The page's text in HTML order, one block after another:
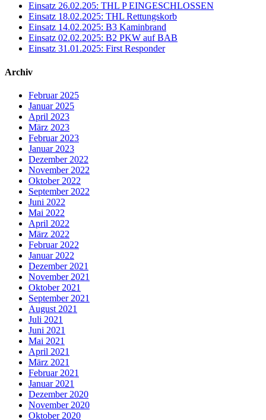
Einsatz 26.02.205: THL P EINGESCHLOSSEN
Einsatz 18.02.2025: THL Rettungskorb
Einsatz 14.02.2025: B3 Kaminbrand
Einsatz 02.02.2025: B2 PKW auf BAB
Einsatz 31.01.2025: First Responder
Archiv
Februar 2025
Januar 2025
April 2023
März 2023
Februar 2023
Januar 2023
Dezember 2022
November 2022
Oktober 2022
September 2022
Juni 2022
Mai 2022
April 2022
März 2022
Februar 2022
Januar 2022
Dezember 2021
November 2021
Oktober 2021
September 2021
August 2021
Juli 2021
Juni 2021
Mai 2021
April 2021
März 2021
Februar 2021
Januar 2021
Dezember 2020
November 2020
Oktober 2020